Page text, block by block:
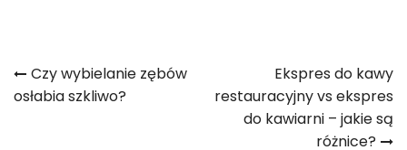
Nawigacja
wpisu
Czy wybielanie zębów
osłabia szkliwo?
Ekspres do kawy
restauracyjny vs ekspres
do kawiarni – jakie są
różnice?